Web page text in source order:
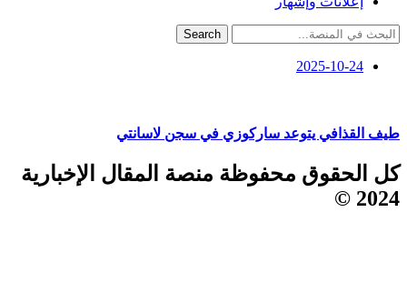
Search
2025-10-24
طيف القذافي يتوعد ساركوزي في سجن لاسانتي
كل الحقوق محفوظة منصة المقال الإخبارية
2024 ©